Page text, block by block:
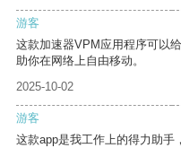
游客
这款加速器VPM应用程序可以
助你在网络上自由移动。
2025-10-02
游客
这款app是我工作上的得力助手